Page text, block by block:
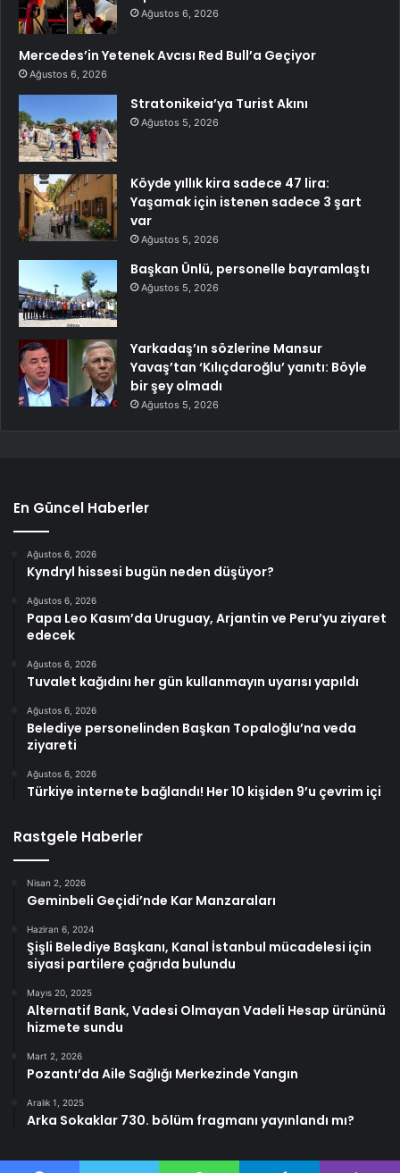
Ağustos 6, 2026
Mercedes’in Yetenek Avcısı Red Bull’a Geçiyor
Ağustos 6, 2026
Stratonikeia’ya Turist Akını
Ağustos 5, 2026
Köyde yıllık kira sadece 47 lira:
Yaşamak için istenen sadece 3 şart
var
Ağustos 5, 2026
Başkan Ünlü, personelle bayramlaştı
Ağustos 5, 2026
Yarkadaş’ın sözlerine Mansur
Yavaş’tan ‘Kılıçdaroğlu’ yanıtı: Böyle
bir şey olmadı
Ağustos 5, 2026
En Güncel Haberler
Ağustos 6, 2026
Kyndryl hissesi bugün neden düşüyor?
Ağustos 6, 2026
Papa Leo Kasım’da Uruguay, Arjantin ve Peru’yu ziyaret
edecek
Ağustos 6, 2026
Tuvalet kağıdını her gün kullanmayın uyarısı yapıldı
Ağustos 6, 2026
Belediye personelinden Başkan Topaloğlu’na veda
ziyareti
Ağustos 6, 2026
Türkiye internete bağlandı! Her 10 kişiden 9’u çevrim içi
Rastgele Haberler
Nisan 2, 2026
Geminbeli Geçidi’nde Kar Manzaraları
Haziran 6, 2024
Şişli Belediye Başkanı, Kanal İstanbul mücadelesi için
siyasi partilere çağrıda bulundu
Mayıs 20, 2025
Alternatif Bank, Vadesi Olmayan Vadeli Hesap ürününü
hizmete sundu
Mart 2, 2026
Pozantı’da Aile Sağlığı Merkezinde Yangın
Aralık 1, 2025
Arka Sokaklar 730. bölüm fragmanı yayınlandı mı?